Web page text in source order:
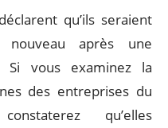
qu’ils seraient
nouveau après une
Si vous examinez la
des entreprises du
qu’elles